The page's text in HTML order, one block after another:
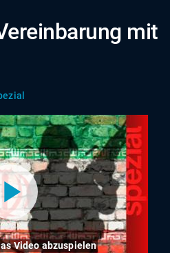
mit
Video abzuspielen